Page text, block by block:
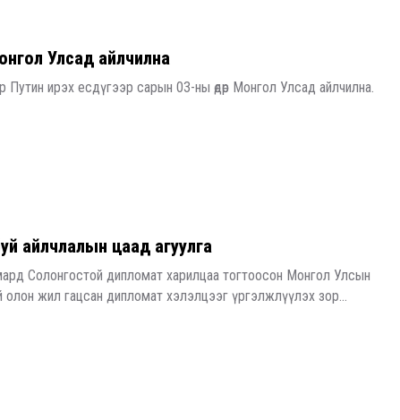
Улсад айлчилна
Путин ирэх есдүгээр сарын 03-ны өдөр Монгол Улсад айлчилна.
айлчлалын цаад агуулга
Солонгостой дипломат харилцаа тогтоосон Монгол Улсын
олон жил гацсан дипломат хэлэлцээг үргэлжлүүлэх зор...